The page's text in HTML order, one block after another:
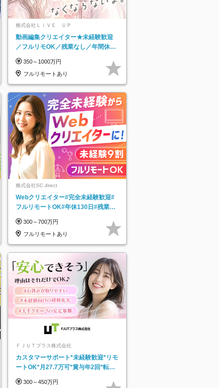
株式会社ＬＩＶＥ ＵＰ
動画編集クリエイター★未経験歓迎
／フルリモOK／残業なし／年間休日
実で安心
350～1000万円
フルリモートあり
株式会社SC direct
Webクリエイター#完全未経験歓迎#
フルリモートOK#年休130日#残業月
300～700万円
フルリモートあり
ＦＪＵＴプラス株式会社
カスタマーサポート*未経験歓迎*リモ
ートOK*月27.7万可*賞与年2回*転勤
300～450万円